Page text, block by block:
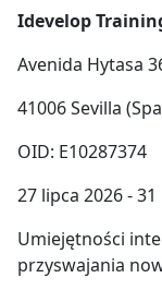
Idevelop
Avenida Hytasa
41006 Sevilla
OID: E10287374
27 lipca 2026 -
Umiejętności
przyswajania